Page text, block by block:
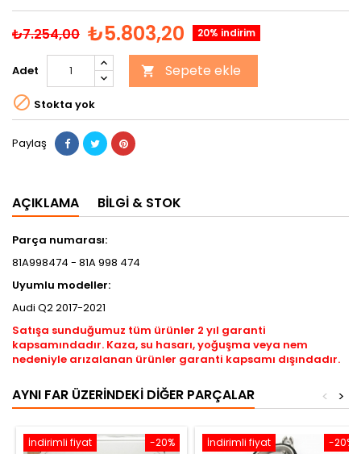
₺7.254,00 ₺5.803,20 20% indirim
Adet  Sepete ekle
 Stokta yok
Paylaş
AÇIKLAMA BILGI & STOK
Parça numarası:
81A998474 - 81A 998 474
Uyumlu modeller:
Audi Q2 2017-2021
Satışa sunduğumuz tüm ürünler 2 yıl garanti
kapsamındadır. Kaza, su hasarı, yoğuşma veya nem
nedeniyle arızalanan ürünler garanti kapsamı dışındadır.
AYNI FAR ÜZERINDEKI DIĞER PARÇALAR >
<
-20%
İndirimli fiyat -20%
İndirimli fiyat